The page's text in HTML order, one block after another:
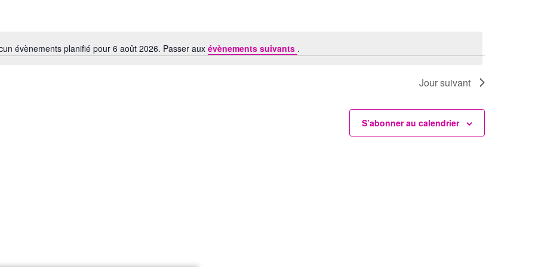
Notice
évènements planifié pour 6 août 2026. Passer aux évènements suivants .
Jour suivant
S’abonner au calendrier